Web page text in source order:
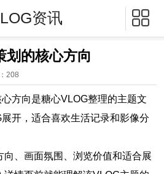
资讯 
划的核心方向
208
方向是糖心VLOG整理的主题文
开，适合喜欢生活记录和影像分
、画面氛围、浏览价值和适合展